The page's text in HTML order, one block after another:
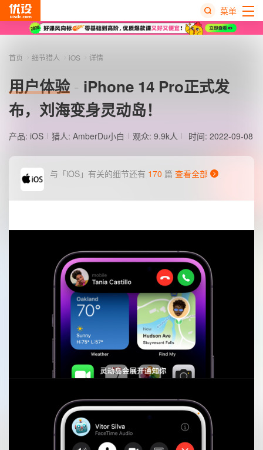
菜单
首页 细节猎人 iOS 详情
用户体验
iPhone 14 Pro正式发
布，刘海变身灵动岛！
产品: iOS 猎人: AmberDu小白 观众: 9.9k人 时间: 2022-09-08
与「iOS」有关的细节还有 170 篇 查看全部